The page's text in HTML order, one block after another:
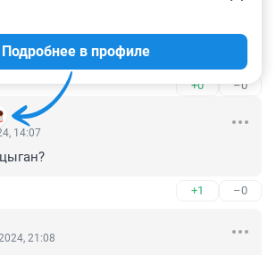
15:13
чтобы начинала паковать вам
+0 –0
Подробнее в профиле
14:07
+1 –0
21:08